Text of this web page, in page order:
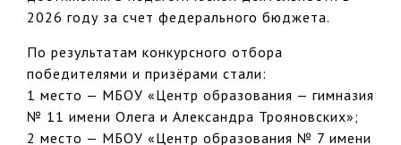
2026 году за счет федерального бюджета.
По результатам конкурсного отбора
победителями и призёрами стали:
1 место — МБОУ «Центр образования — гимназия
№ 11 имени Олега и Александра Трояновских»;
2 место — МБОУ «Центр образования № 7 имени